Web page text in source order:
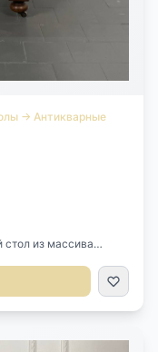
→ Антикварные
из массива
можем сделать на
виде: 320х113х74